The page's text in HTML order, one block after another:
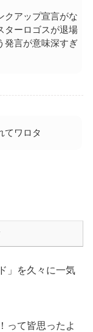
クアップ宣言がな
ターロゴスが退場
発言が意味深すぎ
てワロタ
」を久々に一気
って皆思ったよ